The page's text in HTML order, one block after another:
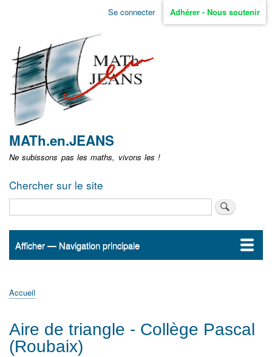
Aller
non
identifié
Se connecter Adhérer - Nous soutenir
MATh.en.JEANS
Ne subissons pas les maths, vivons les !
Chercher sur le site
Navigation
Afficher — Navigation principale
Accueil
ActualitésMATh.en.JEANS ?
Régions et Ateliers
Créer, gérer un atelier
Sujets/Publications
Congrès
d'Ariane
Accueil
Aire de triangle - Collège Pascal
(Roubaix)